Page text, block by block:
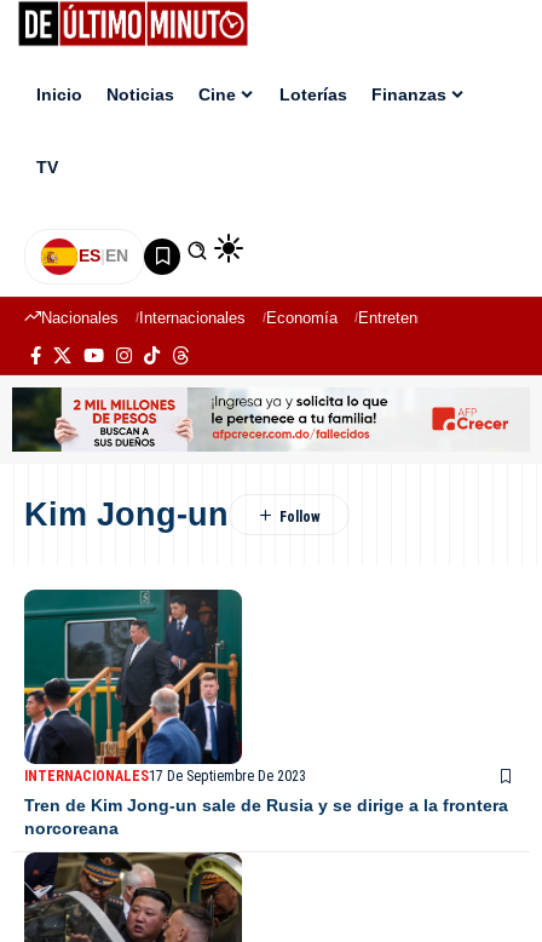
Inicio Noticias Cine Loterías Finanzas
TV
ES|EN
Nacionales Internacionales Economía Entretenimiento
Kim Jong-un
INTERNACIONALES17 De Septiembre De 2023
Tren de Kim Jong-un sale de Rusia y se dirige a la frontera
norcoreana